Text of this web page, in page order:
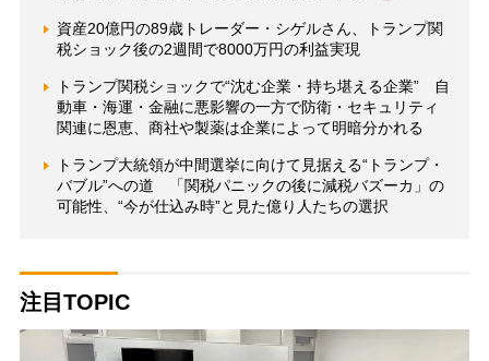
資産20億円の89歳トレーダー・シゲルさん、トランプ関
税ショック後の2週間で8000万円の利益実現
トランプ関税ショックで“沈む企業・持ち堪える企業” 自
動車・海運・金融に悪影響の一方で防衛・セキュリティ
関連に恩恵、商社や製薬は企業によって明暗分かれる
トランプ大統領が中間選挙に向けて見据える“トランプ・
バブル”への道 「関税パニックの後に減税バズーカ」の
可能性、“今が仕込み時”と見た億り人たちの選択
注目TOPIC